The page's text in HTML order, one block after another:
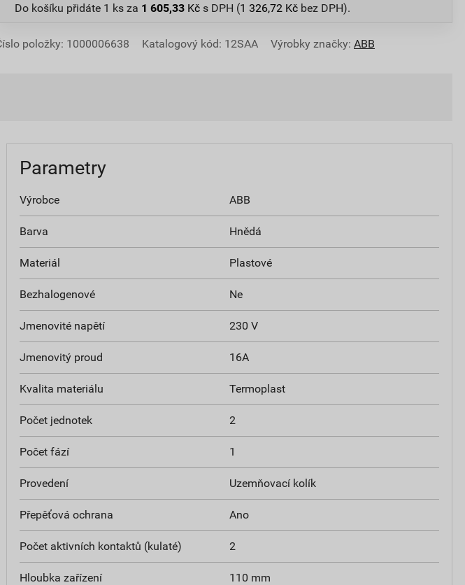
Do košíku přidáte 1 ks za 1 605,33 Kč s DPH (1 326,72 Kč bez DPH).
položky: 1000006638 Katalogový kód: 12SAA Výrobky značky: ABB
Parametry
Výrobce ABB
Barva Hnědá
Materiál Plastové
Bezhalogenové Ne
Jmenovité napětí 230 V
Jmenovitý proud 16A
Kvalita materiálu Termoplast
Počet jednotek 2
Počet fází 1
Provedení Uzemňovací kolík
Přepěťová ochrana Ano
Počet aktivních kontaktů (kulaté) 2
Hloubka zařízení 110 mm